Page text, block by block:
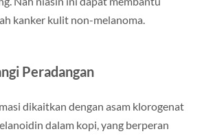
kanker kulit non-melanoma.
Peradangan
dikaitkan dengan asam klorogenat
dalam kopi, yang berperan